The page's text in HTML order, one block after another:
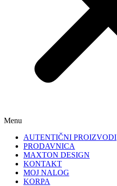
Menu
AUTENTIČNI PROIZVODI
PRODAVNICA
MAXTON DESIGN
KONTAKT
MOJ NALOG
KORPA